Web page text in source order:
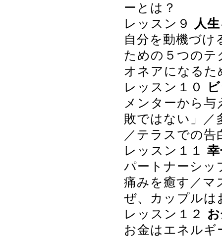
ーとは？
レッスン９
人
自分を動機づ
ための５つのテ
オネアになるた
レッスン１０
メンターから
敗ではない」／
／テラスでの告
レッスン１１
パートナーシッ
痛みを癒す／マ
ぜ、カップルは
レッスン１２
お金はエネルギ